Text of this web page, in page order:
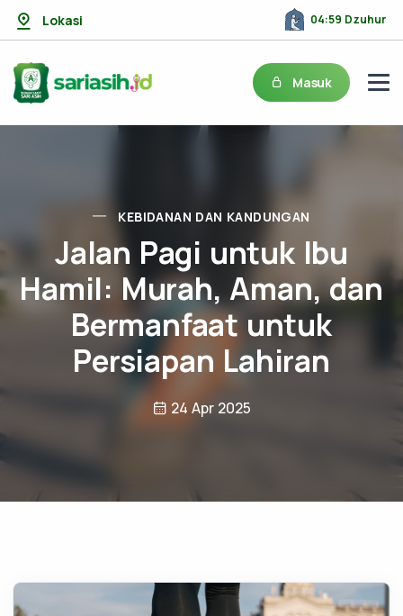
Lokasi 04:59 Dzuhur
Masuk
KEBIDANAN DAN KANDUNGAN
Jalan Pagi untuk Ibu
Hamil: Murah, Aman, dan
Bermanfaat untuk
Persiapan Lahiran
24 Apr 2025